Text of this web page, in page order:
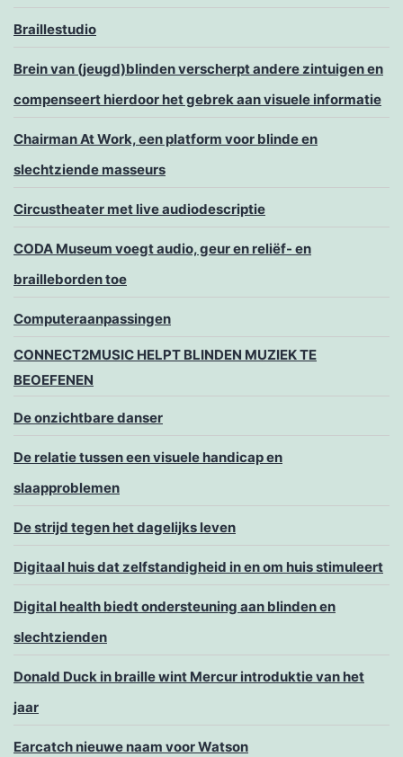
Braillestudio
Brein van (jeugd)blinden verscherpt andere zintuigen en
compenseert hierdoor het gebrek aan visuele informatie
Chairman At Work, een platform voor blinde en
slechtziende masseurs
Circustheater met live audiodescriptie
CODA Museum voegt audio, geur en reliëf- en
brailleborden toe
Computeraanpassingen
CONNECT2MUSIC HELPT BLINDEN MUZIEK TE
BEOEFENEN
De onzichtbare danser
De relatie tussen een visuele handicap en
slaapproblemen
De strijd tegen het dagelijks leven
Digitaal huis dat zelfstandigheid in en om huis stimuleert
Digital health biedt ondersteuning aan blinden en
slechtzienden
Donald Duck in braille wint Mercur introduktie van het
jaar
Earcatch nieuwe naam voor Watson